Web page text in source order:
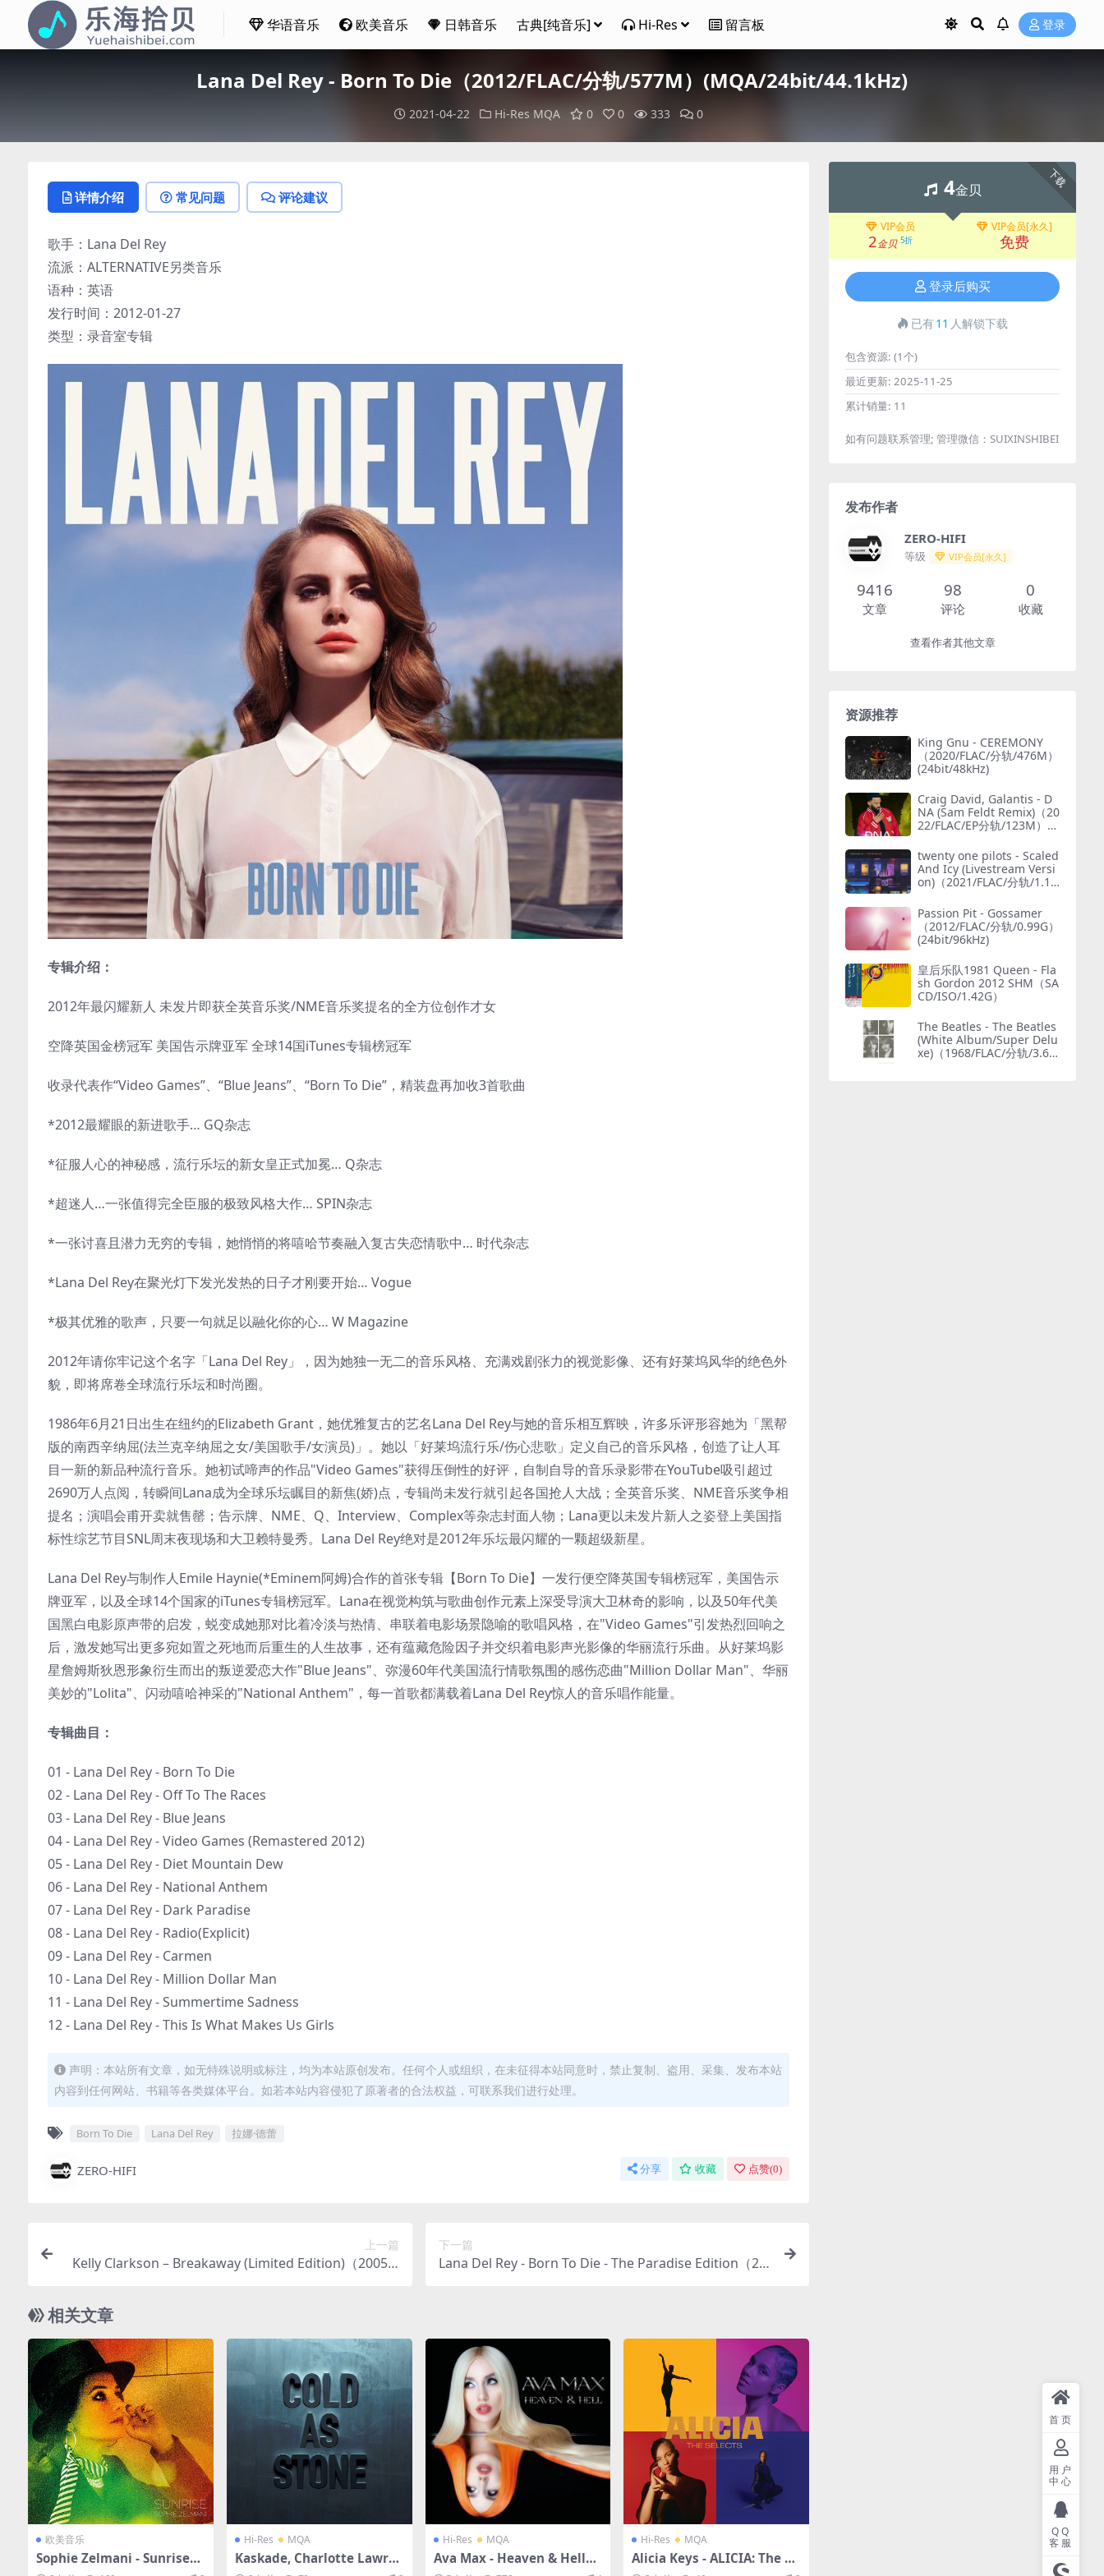
华语音乐 欧美音乐 日韩音乐 古典[纯音乐] Hi-Res 留言板 登录
Lana Del Rey - Born To Die（2012/FLAC/分轨/577M）(MQA/24bit/44.1kHz)
2021-04-22 Hi-Res MQA 0 0 333 0
详情介绍 常见问题 评论建议
歌手：Lana Del Rey
流派：ALTERNATIVE另类音乐
语种：英语
发行时间：2012-01-27
类型：录音室专辑
专辑介绍：
2012年最闪耀新人 未发片即获全英音乐奖/NME音乐奖提名的全方位创作才女
空降英国金榜冠军 美国告示牌亚军 全球14国iTunes专辑榜冠军
收录代表作“Video Games”、“Blue Jeans”、“Born To Die”，精装盘再加收3首歌曲
*2012最耀眼的新进歌手… GQ杂志
*征服人心的神秘感，流行乐坛的新女皇正式加冕… Q杂志
*超迷人…一张值得完全臣服的极致风格大作… SPIN杂志
*一张讨喜且潜力无穷的专辑，她悄悄的将嘻哈节奏融入复古失恋情歌中… 时代杂志
*Lana Del Rey在聚光灯下发光发热的日子才刚要开始… Vogue
*极其优雅的歌声，只要一句就足以融化你的心… W Magazine
2012年请你牢记这个名字「Lana Del Rey」，因为她独一无二的音乐风格、充满戏剧张力的视觉影像、还有好莱坞风华的绝色外
貌，即将席卷全球流行乐坛和时尚圈。
1986年6月21日出生在纽约的Elizabeth Grant，她优雅复古的艺名Lana Del Rey与她的音乐相互辉映，许多乐评形容她为「黑帮
版的南西辛纳屈(法兰克辛纳屈之女/美国歌手/女演员)」。她以「好莱坞流行乐/伤心悲歌」定义自己的音乐风格，创造了让人耳
目一新的新品种流行音乐。她初试啼声的作品"Video Games"获得压倒性的好评，自制自导的音乐录影带在YouTube吸引超过
2690万人点阅，转瞬间Lana成为全球乐坛瞩目的新焦(娇)点，专辑尚未发行就引起各国抢人大战；全英音乐奖、NME音乐奖争相
提名；演唱会甫开卖就售罄；告示牌、NME、Q、Interview、Complex等杂志封面人物；Lana更以未发片新人之姿登上美国指
标性综艺节目SNL周末夜现场和大卫赖特曼秀。Lana Del Rey绝对是2012年乐坛最闪耀的一颗超级新星。
Lana Del Rey与制作人Emile Haynie(*Eminem阿姆)合作的首张专辑【Born To Die】一发行便空降英国专辑榜冠军，美国告示
牌亚军，以及全球14个国家的iTunes专辑榜冠军。Lana在视觉构筑与歌曲创作元素上深受导演大卫林奇的影响，以及50年代美
国黑白电影原声带的启发，蜕变成她那对比着冷淡与热情、串联着电影场景隐喻的歌唱风格，在"Video Games"引发热烈回响之
后，激发她写出更多宛如置之死地而后重生的人生故事，还有蕴藏危险因子并交织着电影声光影像的华丽流行乐曲。从好莱坞影
星詹姆斯狄恩形象衍生而出的叛逆爱恋大作"Blue Jeans"、弥漫60年代美国流行情歌氛围的感伤恋曲"Million Dollar Man"、华丽
美妙的"Lolita"、闪动嘻哈神采的"National Anthem"，每一首歌都满载着Lana Del Rey惊人的音乐唱作能量。
专辑曲目：
01 - Lana Del Rey - Born To Die
02 - Lana Del Rey - Off To The Races
03 - Lana Del Rey - Blue Jeans
04 - Lana Del Rey - Video Games (Remastered 2012)
05 - Lana Del Rey - Diet Mountain Dew
06 - Lana Del Rey - National Anthem
07 - Lana Del Rey - Dark Paradise
08 - Lana Del Rey - Radio(Explicit)
09 - Lana Del Rey - Carmen
10 - Lana Del Rey - Million Dollar Man
11 - Lana Del Rey - Summertime Sadness
12 - Lana Del Rey - This Is What Makes Us Girls
声明：本站所有文章，如无特殊说明或标注，均为本站原创发布。任何个人或组织，在未征得本站同意时，禁止复制、盗用、采集、发布本站
内容到任何网站、书籍等各类媒体平台。如若本站内容侵犯了原著者的合法权益，可联系我们进行处理。
Born To Die Lana Del Rey 拉娜·德蕾
ZERO-HIFI 分享 收藏 点赞(0)
上一篇
Kelly Clarkson – Breakaway (Limited Edition)（2005/F
下一篇
Lana Del Rey - Born To Die - The Paradise Edition（20
相关文章
欧美音乐
Sophie Zelmani - Sunrise
（2019/FLAC/分轨/186M）
Hi-Res MQA
Kaskade, Charlotte Lawre
nce - Cold as Stone (Remix
Hi-Res MQA
Ava Max - Heaven & Hell
（2020/FLAC/分轨/573M）
Hi-Res MQA
Alicia Keys - ALICIA: The Se
lects（2021/FLAC/分轨/293
下载
4金贝
VIP会员
2金贝 5折
VIP会员[永久]
免费
登录后购买
已有11 人解锁下载
包含资源: (1个)
最近更新: 2025-11-25
累计销量: 11
如有问题联系管理; 管理微信：SUIXINSHIBEI
发布作者
ZERO-HIFI
等级 VIP会员[永久]
9416
文章
98
评论
0
收藏
查看作者其他文章
资源推荐
King Gnu - CEREMONY
（2020/FLAC/分轨/476M）
(24bit/48kHz)
Craig David, Galantis - D
NA (Sam Feldt Remix)（20
22/FLAC/EP分轨/123M）
twenty one pilots - Scaled
And Icy (Livestream Versi
on)（2021/FLAC/分轨/1.15
Passion Pit - Gossamer
（2012/FLAC/分轨/0.99G）
(24bit/96kHz)
皇后乐队1981 Queen - Fla
sh Gordon 2012 SHM（SA
CD/ISO/1.42G）
The Beatles - The Beatles
(White Album/Super Delu
xe)（1968/FLAC/分轨/3.69
首页
用户
中心
QQ
客服